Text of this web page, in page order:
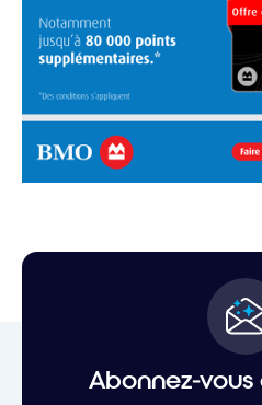
Abonnez-